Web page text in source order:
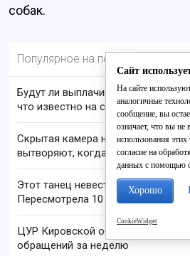
собак.
Популярное на портале
Будут ли выплачивать 13-ю
что известно на сегодня
Скрытая камера на пляже Крыма:
вытворяют, когда их не видят...
Этот танец невесты оставит вас
Пересмотрела 10 раз
ЦУР Кировской области
обращений за неделю
Сайт
На сайте
аналогичные
сообщение, вы
означает, что вы не
использования этих
согласие на
данных с помощью
Хорошо
CookieWidget